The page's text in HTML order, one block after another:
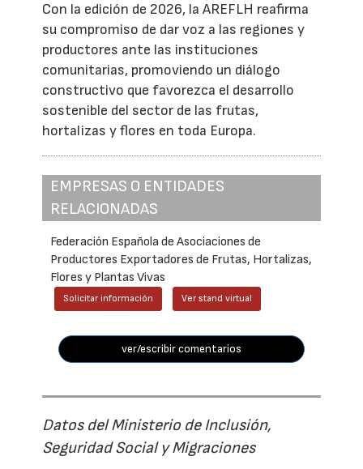
Con la edición de 2026, la AREFLH reafirma
su compromiso de dar voz a las regiones y
productores ante las instituciones
comunitarias, promoviendo un diálogo
constructivo que favorezca el desarrollo
sostenible del sector de las frutas,
hortalizas y flores en toda Europa.
EMPRESAS O ENTIDADES
RELACIONADAS
Federación Española de Asociaciones de
Productores Exportadores de Frutas, Hortalizas,
Flores y Plantas Vivas
Solicitar información Ver stand virtual
ver/escribir comentarios
Datos del Ministerio de Inclusión,
Seguridad Social y Migraciones